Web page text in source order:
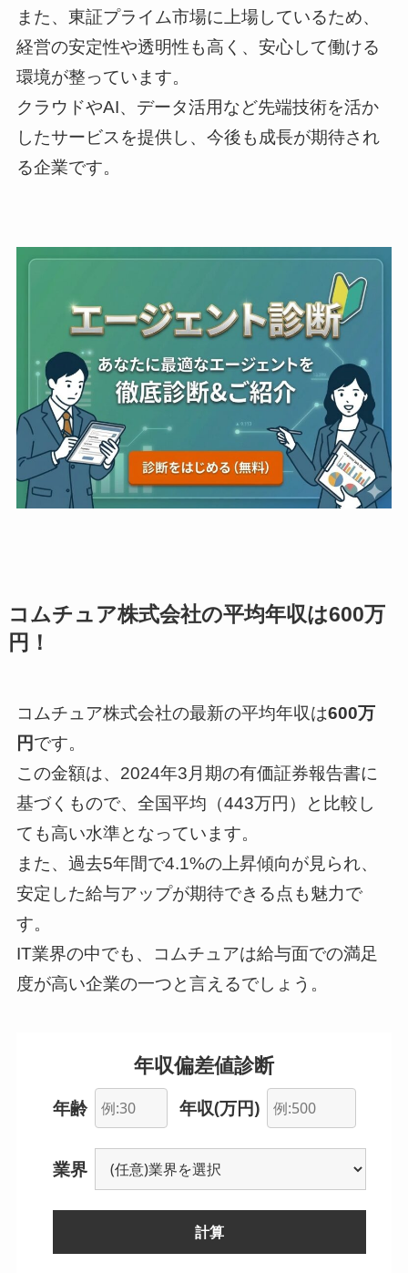
また、東証プライム市場に上場しているため、
経営の安定性や透明性も高く、安心して働ける
環境が整っています。
クラウドやAI、データ活用など先端技術を活か
したサービスを提供し、今後も成長が期待され
る企業です。
コムチュア株式会社の平均年収は600万
円！
コムチュア株式会社の最新の平均年収は600万
円です。
この金額は、2024年3月期の有価証券報告書に
基づくもので、全国平均（443万円）と比較し
ても高い水準となっています。
また、過去5年間で4.1%の上昇傾向が見られ、
安定した給与アップが期待できる点も魅力で
す。
IT業界の中でも、コムチュアは給与面での満足
度が高い企業の一つと言えるでしょう。
年収偏差値診断
年齢 年収(万円)
業界
計算